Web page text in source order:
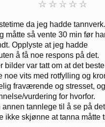
da jeg hadde
måtte så vente 30 min før
Opplyste at jeg hadde
å få noe respons på det.
bilder var tatt om at det
noe vits med rotfylling og
fraværende og stresset,
vurdering for hvorfor.
tannlege til å se på
ikke skjønne at tanna måtte